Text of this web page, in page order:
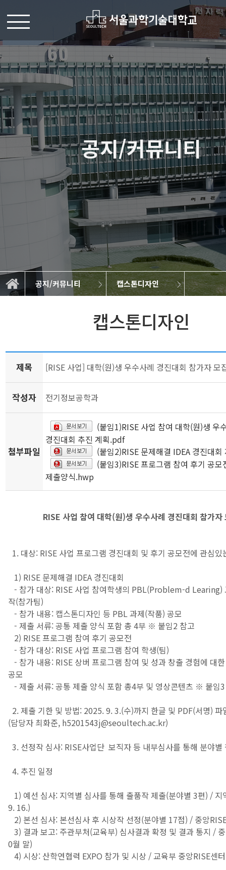
공지/커뮤니티
공지/커뮤니티 캡스톤디자인
학과 소개
교육
연구
BK21 FOUR
공지/커뮤니티
학과 소식
학부 공지사항
대학원 공지사항
캡스톤디자인
취업정보
캡스톤디자인
제목 [RISE 사업] 대학(원)생 우수사례 경진대회 참가자 모
작성자 전기정보공학과
첨부파일
(붙임1)RISE 사업 참여 대학(원)생 우
경진대회 추진 계획.pdf
(붙임2)RISE 문제해결 IDEA 경진대
(붙임3)RISE 프로그램 참여 후기 공모
제출양식.hwp
RISE 사업 참여 대학(원)생 우수사례 경진대회 참가자
1. 대상: RISE 사업 프로그램 경진대회 및 후기 공모전에 관심있
1) RISE 문제해결 IDEA 경진대회
- 참가 대상: RISE 사업 참여학생의 PBL(Problem-d Learing)
작(참가팀)
- 참가 내용: 캡스톤디자인 등 PBL 과제(작품) 공모
- 제출 서류: 공통 제출 양식 포함 총 4부 ※ 붙임2 참고
2) RISE 프로그램 참여 후기 공모전
- 참가 대상: RISE 사업 프로그램 참여 학생(팀)
- 참가 내용: RISE 상버 프로그램 참여 및 성과 창출 경험에 대
공모
- 제출 서류: 공통 제출 양식 포함 총4부 및 영상콘텐츠 ※ 붙임
2. 제출 기한 및 방법: 2025. 9. 3.(수)까지 한글 및 PDF(서명) 파
(담당자 최화준, h5201543j@seoultech.ac.kr)
3. 선정작 심사: RISE사업단 보직자 등 내부심사를 통해 분야별
4. 추진 일정
1) 예선 심사: 지역별 심사를 통해 출품작 제출(분야별 3편) / 지
9. 16.)
2) 본선 심사: 본선심사 후 시상작 선정(분야별 17점) / 중앙
3) 결과 보고: 주관부처(교육부) 심사결과 확정 및 결과 통지 /
0월 말)
4) 시상: 산학연협력 EXPO 참가 및 시상 / 교육부 중앙RISE센